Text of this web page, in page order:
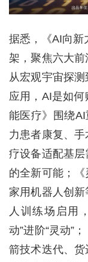
据悉，《AI向新
架，聚焦六大
从宏观宇宙探
应用，AI是如
能医疗》围绕AI
力患者康复、
疗设备适配基
的全新可能；《
家用机器人创
人训练场启用
动”进阶“灵动”
箭技术迭代、